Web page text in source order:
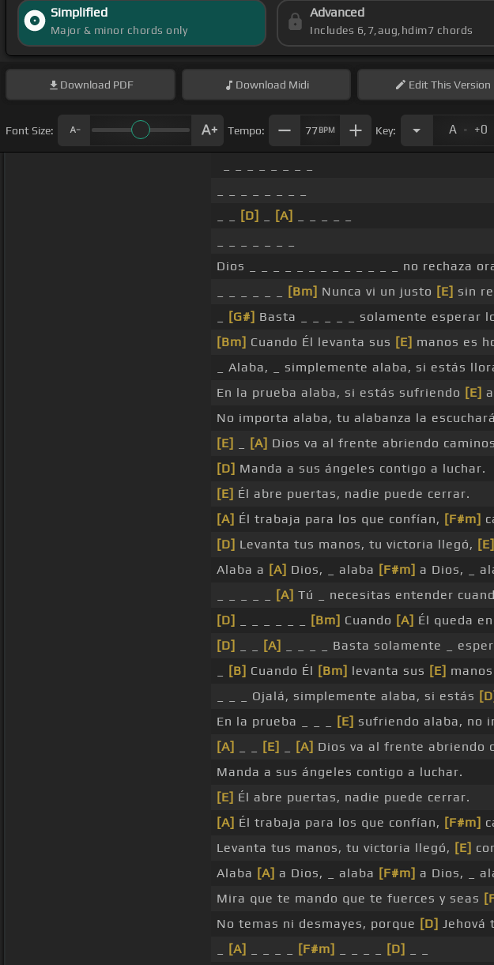
Simplified
Major & minor chords only
Advanced
Includes 6,7,aug,hdim7 chords
Download PDF Download Midi EditThis Version
Font Size: Tempo: 77BPM Key: A . +0
[D] [A]
Dios _ _ _ _ _ _ _ _ _ _ _ _ _ no rechaza
[Bm] Nunca vi un justo [E] sin
[G#] Basta _ _ _ _ _ solamente esperar
[Bm] Cuando Él levanta sus [E] manos es
_ Alaba, _ simplemente alaba, si estás
En la prueba alaba, si estás sufriendo [E]
No importa alaba, tu alabanza la
[E]
[A] Dios va al frente abriendo
[D] Manda a sus ángeles contigo a luchar.
[E] Él abre puertas, nadie puede cerrar.
[A] Él trabaja para los que confían, [F#m]
[D] Levanta tus manos, tu victoria llegó, [E]
Alaba a [A] Dios, _ alaba [F#m] a Dios, _
[A] Tú _ necesitas entender
[D]
[Bm] Cuando [A] Él queda en
[D]
[A] _ _ _ _ Basta solamente _
[B] Cuando Él [Bm] levanta sus [E]
_ _ _ Ojalá, simplemente alaba, si estás
En la prueba _ _ _
[E] sufriendo alaba, no
[A]
[E] [A] Dios va al frente abriendo
Manda a sus ángeles contigo a luchar.
[E] Él abre puertas, nadie puede cerrar.
[A] Él trabaja para los que confían, [F#m]
Levanta tus manos, tu victoria llegó, [E]
Alaba [A] a Dios, _ alaba [F#m] a Dios, _
Mira que te mando que te fuerces y seas
No temas ni desmayes, porque [D] Jehová
[A] [F#m] [D]